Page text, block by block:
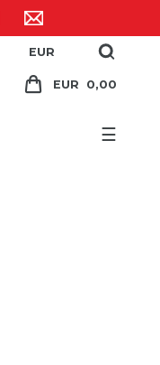
EUR
EUR 0,00
☰